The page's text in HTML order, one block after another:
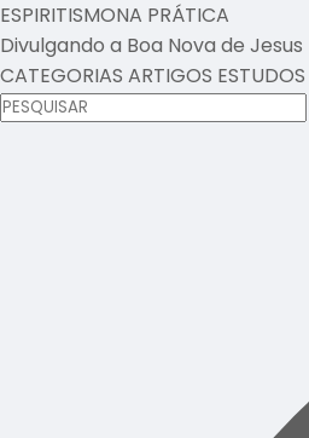
ESPIRITISMONA PRÁTICA
Divulgando a Boa Nova de Jesus
CATEGORIAS ARTIGOS ESTUDOS